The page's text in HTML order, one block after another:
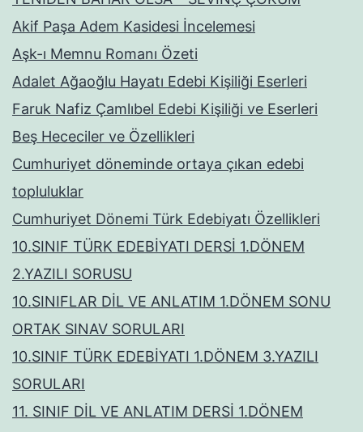
Akif Paşa Adem Kasidesi İncelemesi
Aşk-ı Memnu Romanı Özeti
Adalet Ağaoğlu Hayatı Edebi Kişiliği Eserleri
Faruk Nafiz Çamlıbel Edebi Kişiliği ve Eserleri
Beş Hececiler ve Özellikleri
Cumhuriyet döneminde ortaya çıkan edebi
topluluklar
Cumhuriyet Dönemi Türk Edebiyatı Özellikleri
10.SINIF TÜRK EDEBİYATI DERSİ 1.DÖNEM
2.YAZILI SORUSU
10.SINIFLAR DİL VE ANLATIM 1.DÖNEM SONU
ORTAK SINAV SORULARI
10.SINIF TÜRK EDEBİYATI 1.DÖNEM 3.YAZILI
SORULARI
11. SINIF DİL VE ANLATIM DERSİ 1.DÖNEM